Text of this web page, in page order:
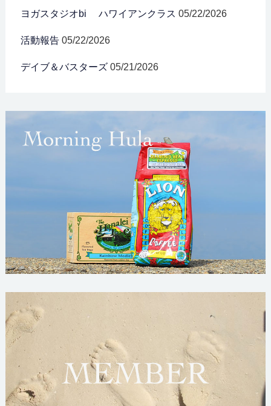
ヨガスタジオbi ハワイアンクラス 05/22/2026
活動報告 05/22/2026
デイブ＆バスターズ 05/21/2026